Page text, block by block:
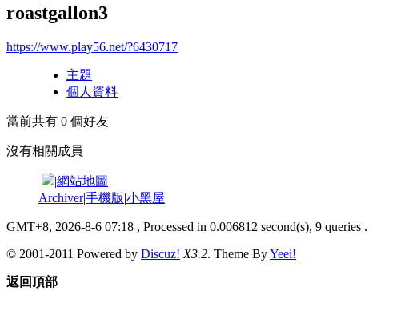
roastgallon3
https://www.play56.net/?6430717
主題
個人資料
當前共有 0 個好友
沒有相關成員
|網站地圖
Archiver|手機版|小黑屋|
GMT+8, 2026-8-6 07:18 , Processed in 0.006812 second(s), 9 queries .
© 2001-2011 Powered by Discuz! X3.2. Theme ByYeei!
返回頂部